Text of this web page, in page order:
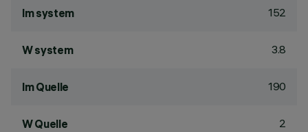
lm system 152
W system 3.8
lm Quelle 190
W Quelle 2